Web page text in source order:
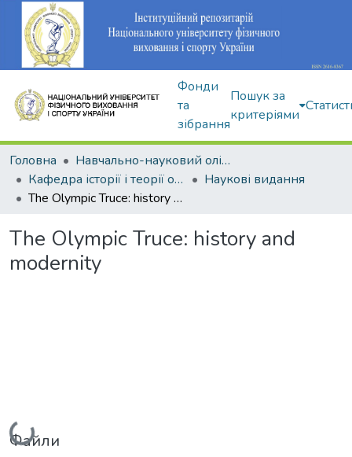
Фонди
та
зібрання
Пошук за
критеріями
Головна
Навчально-науковий олімпійський інститут
Кафедра історії і теорії олімпійського спорту
Наукові видання
The Olympic Truce: history and modernity
The Olympic Truce: history and
modernity
Вантажиться...
Файли